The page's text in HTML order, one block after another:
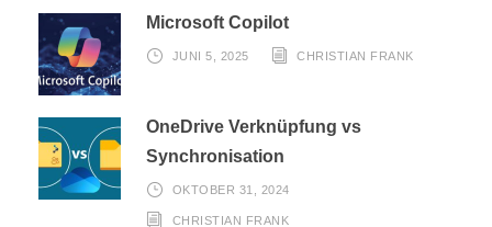
Microsoft Copilot
JUNI 5, 2025 CHRISTIAN FRANK
OneDrive Verknüpfung vs
Synchronisation
OKTOBER 31, 2024
CHRISTIAN FRANK